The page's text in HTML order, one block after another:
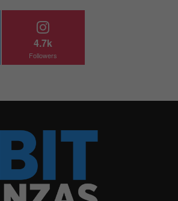
4.7k
Followers